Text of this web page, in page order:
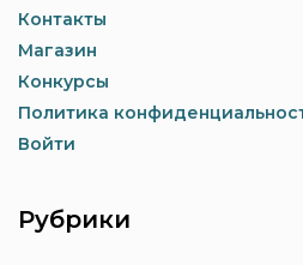
Контакты
Магазин
Конкурсы
Политика
Войти
Рубрики